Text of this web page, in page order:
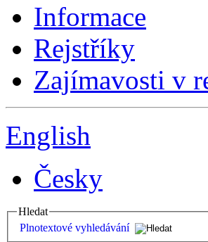
Informace
Rejstříky
Zajímavosti v
English
Česky
Hledat
Plnotextové vyhledávání